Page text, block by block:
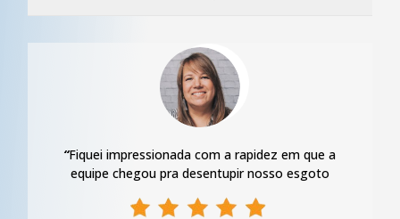
“Fiquei impressionada com a rapidez em que a
equipe chegou pra desentupir nosso esgoto